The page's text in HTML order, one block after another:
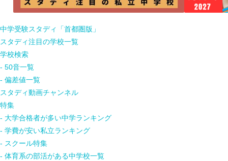
中学受験スタディ「首都圏版」
スタディ注目の学校一覧
学校検索
- 50音一覧
- 偏差値一覧
スタディ動画チャンネル
特集
- 大学合格者が多い中学ランキング
- 学費が安い私立ランキング
- スクール特集
- 体育系の部活がある中学校一覧